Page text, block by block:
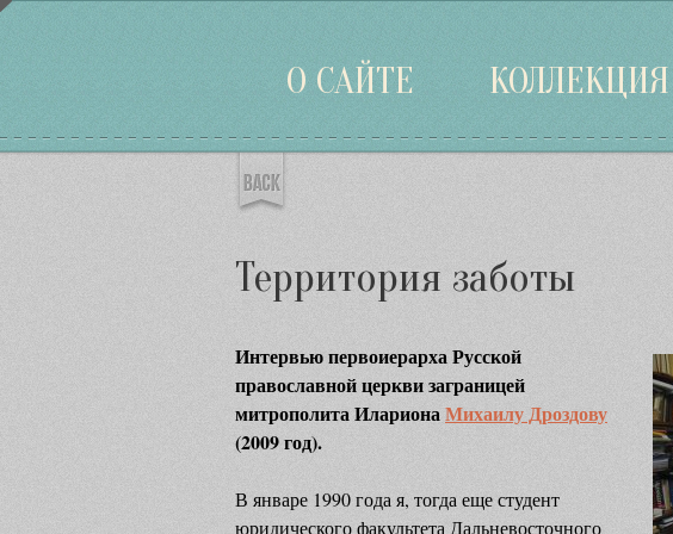
О САЙТЕ КОЛЛЕКЦИЯ
Территория заботы
Интервью первоиерарха Русской
православной церкви заграницей
митрополита ИларионаМихаилу Дроздову
(2009 год).
В январе 1990 года я, тогда еще студент
юридического факультета Дальневосточного